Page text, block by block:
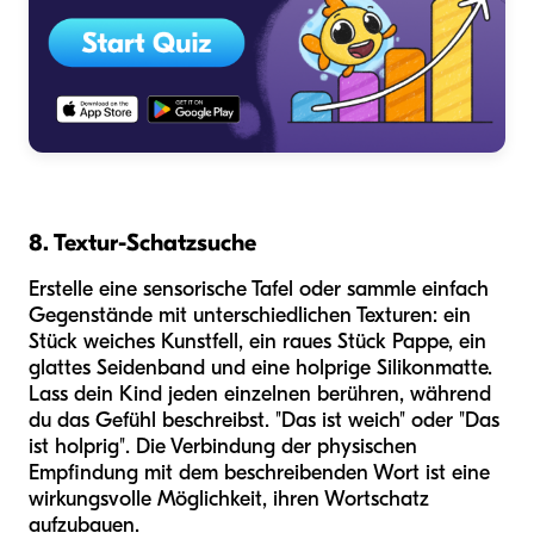
8. Textur-Schatzsuche
Erstelle eine sensorische Tafel oder sammle einfach
Gegenstände mit unterschiedlichen Texturen: ein
Stück weiches Kunstfell, ein raues Stück Pappe, ein
glattes Seidenband und eine holprige Silikonmatte.
Lass dein Kind jeden einzelnen berühren, während
du das Gefühl beschreibst. "Das ist weich" oder "Das
ist holprig". Die Verbindung der physischen
Empfindung mit dem beschreibenden Wort ist eine
wirkungsvolle Möglichkeit, ihren Wortschatz
aufzubauen.